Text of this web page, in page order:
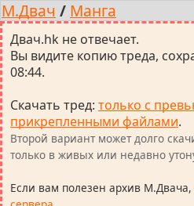
М.Двач / Манга
Двач.hk не отвечает.
Вы видите копию треда,
08:44.
Скачать тред: только с
прикрепленными файлами.
Второй вариант может долго
только в живых или недавно
Если вам полезен архив М.Двача,